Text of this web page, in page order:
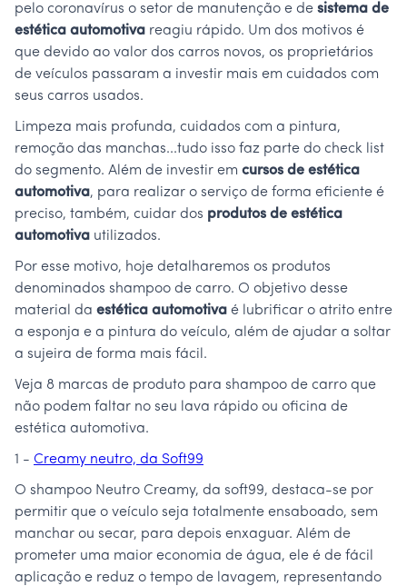
pelo coronavírus o setor de manutenção e de sistema de
estética automotiva reagiu rápido. Um dos motivos é
que devido ao valor dos carros novos, os proprietários
de veículos passaram a investir mais em cuidados com
seus carros usados.
Limpeza mais profunda, cuidados com a pintura,
remoção das manchas...tudo isso faz parte do check list
do segmento. Além de investir em cursos de estética
automotiva, para realizar o serviço de forma eficiente é
preciso, também, cuidar dos produtos de estética
automotiva utilizados.
Por esse motivo, hoje detalharemos os produtos
denominados shampoo de carro. O objetivo desse
material da estética automotiva é lubrificar o atrito entre
a esponja e a pintura do veículo, além de ajudar a soltar
a sujeira de forma mais fácil.
Veja 8 marcas de produto para shampoo de carro que
não podem faltar no seu lava rápido ou oficina de
estética automotiva.
1 - Creamy neutro, da Soft99
O shampoo Neutro Creamy, da soft99, destaca-se por
permitir que o veículo seja totalmente ensaboado, sem
manchar ou secar, para depois enxaguar. Além de
prometer uma maior economia de água, ele é de fácil
aplicação e reduz o tempo de lavagem, representando